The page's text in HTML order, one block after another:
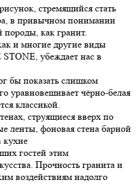
стремящийся стать
в привычном понимании
породы, как гранит.
и многие другие виды
убеждает нас в
бы показать слишком
уравновешивает чёрно-белая
классикой.
струящиеся вверх по
ленты, фоновая стена барной
кухне
гостей этим
Прочность гранита и
воздействиям надолго